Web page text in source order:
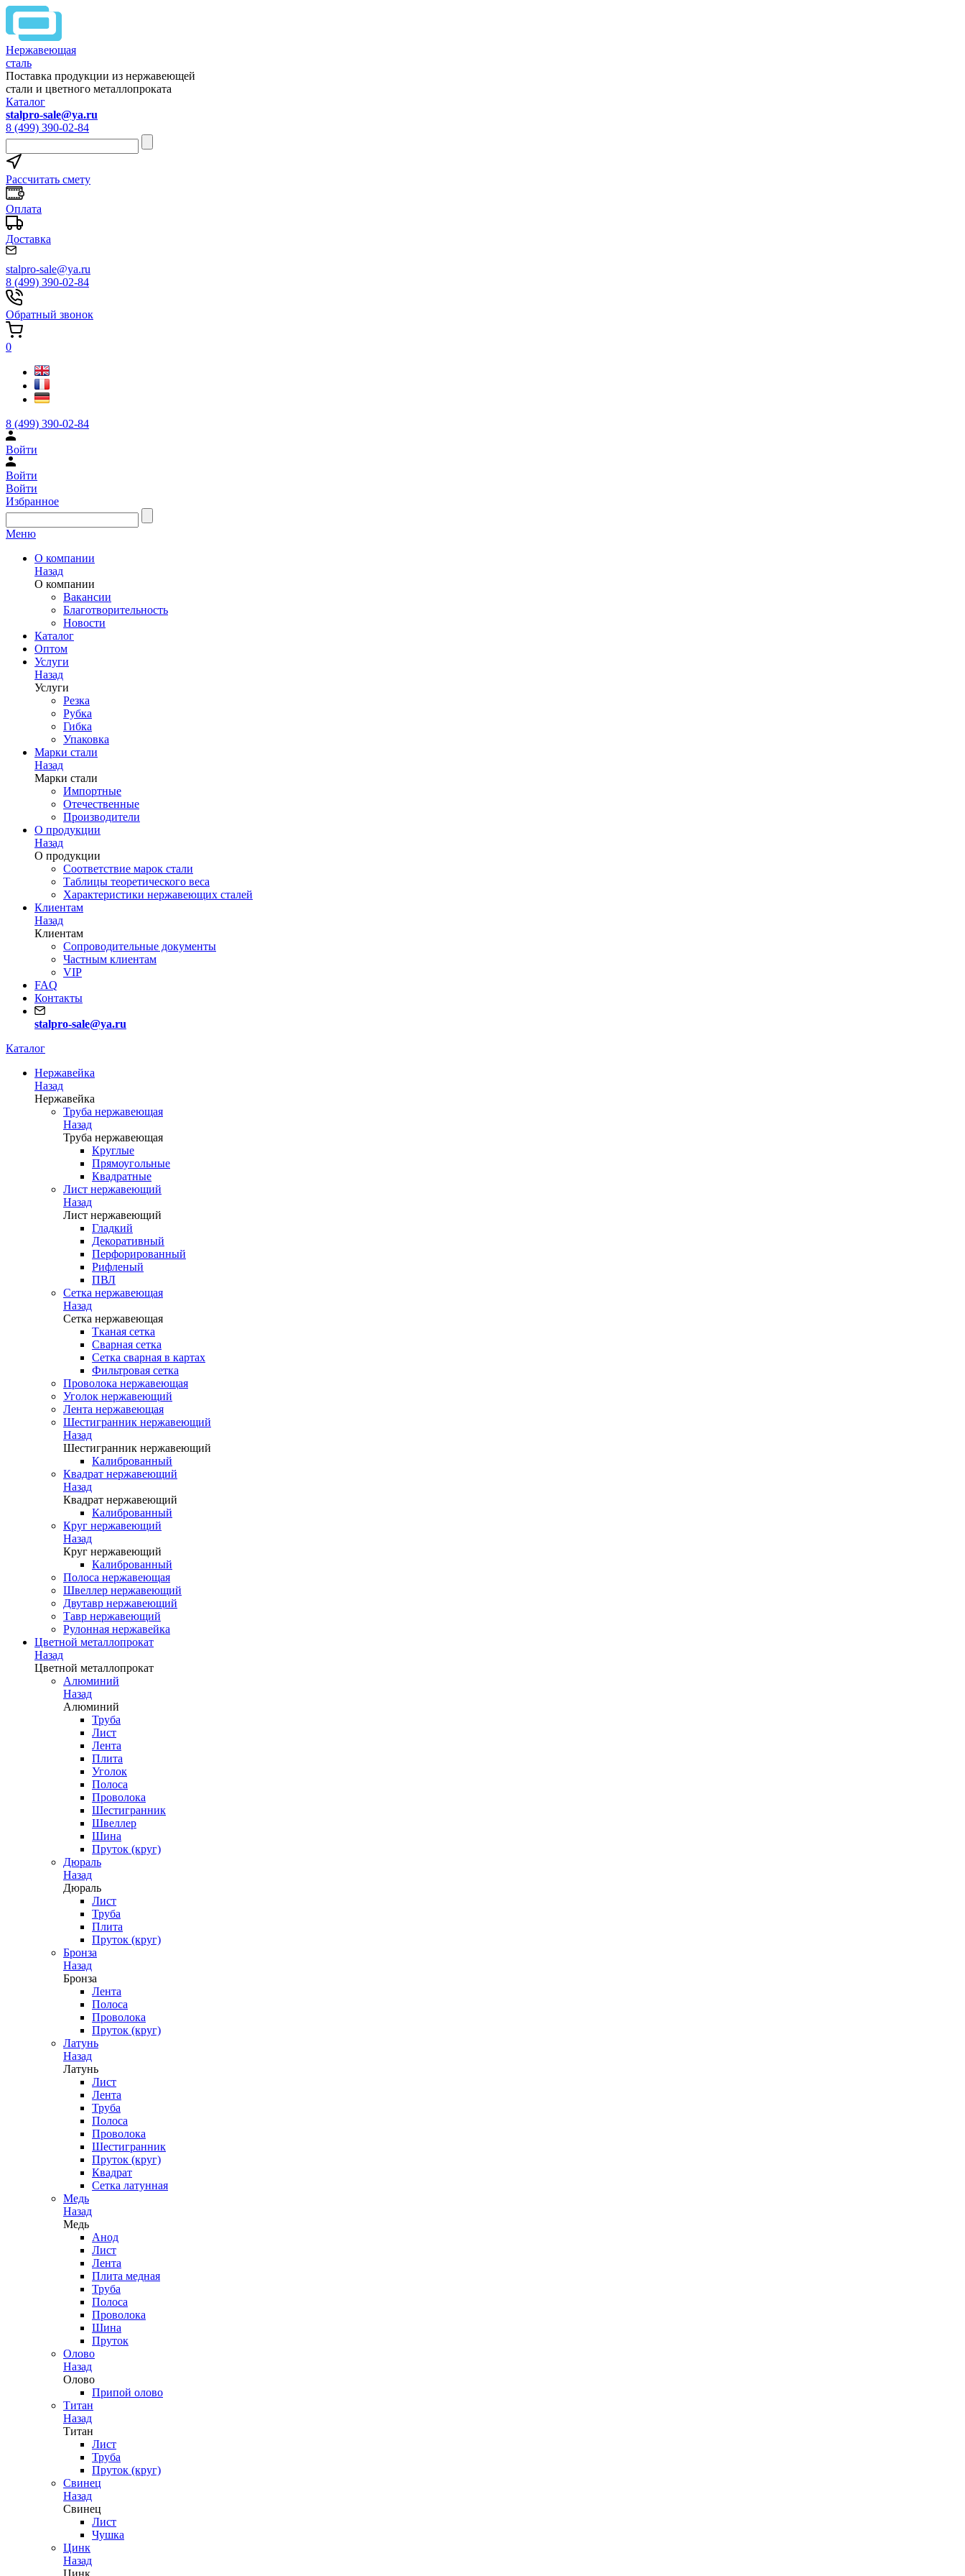
Нержавеющая
сталь
Поставка продукции из нержавеющей
стали и цветного металлопроката
Каталог
stalpro-sale@ya.ru
8 (499) 390-02-84
Рассчитать смету
Оплата
Доставка
stalpro-sale@ya.ru
8 (499) 390-02-84
Обратный звонок
0
8 (499) 390-02-84
Войти
Войти
Войти
Избранное
Меню
О компании
Назад
О компании
Вакансии
Благотворительность
Новости
Каталог
Оптом
Услуги
Назад
Услуги
Резка
Рубка
Гибка
Упаковка
Марки стали
Назад
Марки стали
Импортные
Отечественные
Производители
О продукции
Назад
О продукции
Соответствие марок стали
Таблицы теоретического веса
Характеристики нержавеющих сталей
Клиентам
Назад
Клиентам
Сопроводительные документы
Частным клиентам
VIP
FAQ
Контакты
stalpro-sale@ya.ru
Каталог
Нержавейка
Назад
Нержавейка
Труба нержавеющая
Назад
Труба нержавеющая
Круглые
Прямоугольные
Квадратные
Лист нержавеющий
Назад
Лист нержавеющий
Гладкий
Декоративный
Перфорированный
Рифленый
ПВЛ
Сетка нержавеющая
Назад
Сетка нержавеющая
Тканая сетка
Сварная сетка
Сетка сварная в картах
Фильтровая сетка
Проволока нержавеющая
Уголок нержавеющий
Лента нержавеющая
Шестигранник нержавеющий
Назад
Шестигранник нержавеющий
Калиброванный
Квадрат нержавеющий
Назад
Квадрат нержавеющий
Калиброванный
Круг нержавеющий
Назад
Круг нержавеющий
Калиброванный
Полоса нержавеющая
Швеллер нержавеющий
Двутавр нержавеющий
Тавр нержавеющий
Рулонная нержавейка
Цветной металлопрокат
Назад
Цветной металлопрокат
Алюминий
Назад
Алюминий
Труба
Лист
Лента
Плита
Уголок
Полоса
Проволока
Шестигранник
Швеллер
Шина
Пруток (круг)
Дюраль
Назад
Дюраль
Лист
Труба
Плита
Пруток (круг)
Бронза
Назад
Бронза
Лента
Полоса
Проволока
Пруток (круг)
Латунь
Назад
Латунь
Лист
Лента
Труба
Полоса
Проволока
Шестигранник
Пруток (круг)
Квадрат
Сетка латунная
Медь
Назад
Медь
Анод
Лист
Лента
Плита медная
Труба
Полоса
Проволока
Шина
Пруток
Олово
Назад
Олово
Припой олово
Титан
Назад
Титан
Лист
Труба
Пруток (круг)
Свинец
Назад
Свинец
Лист
Чушка
Цинк
Назад
Цинк